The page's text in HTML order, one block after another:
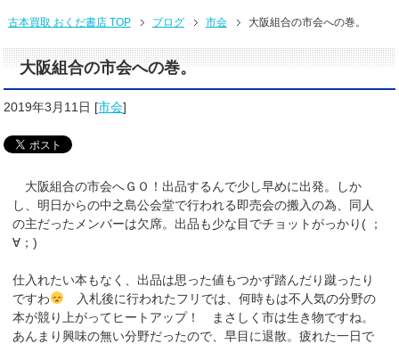
古本買取 おくだ書店 TOP ブログ 市会 大阪組合の市会への巻。
大阪組合の市会への巻。
2019年3月11日 [市会]
大阪組合の市会へＧＯ！出品するんで少し早めに出発。しか
し、明日からの中之島公会堂で行われる即売会の搬入の為、同人
の主だったメンバーは欠席。出品も少な目でチョットがっかり( ；
∀；)
仕入れたい本もなく、出品は思った値もつかず踏んだり蹴ったり
ですわ
入札後に行われたフリでは、何時もは不人気の分野の
本が競り上がってヒートアップ！ まさしく市は生き物ですね。
あんまり興味の無い分野だったので、早目に退散。疲れた一日で